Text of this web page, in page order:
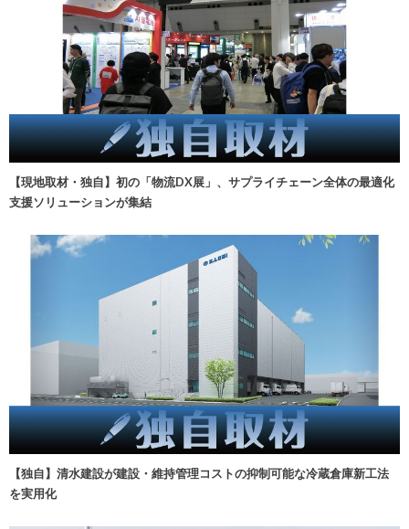
【現地取材・独自】初の「物流DX展」、サプライチェーン全体の最適化
支援ソリューションが集結
【独自】清水建設が建設・維持管理コストの抑制可能な冷蔵倉庫新工法
を実用化